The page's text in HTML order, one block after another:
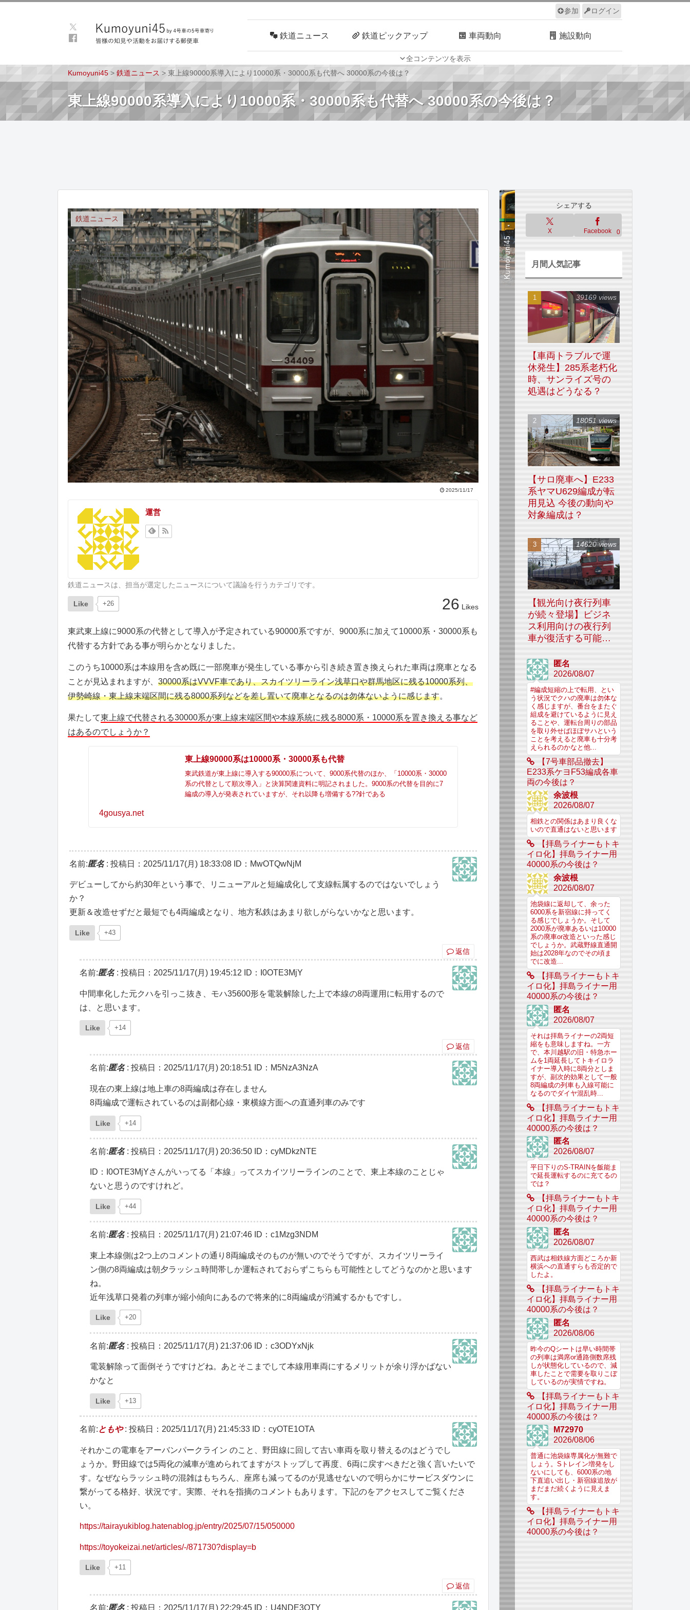
ログイン
参加
全コンテンツを表示
鉄道ニュース 鉄道ピックアップ 車両動向 施設動向
車両技術 路線探訪 ルール サイトについて
Kumoyuni45 > 鉄道ニュース > 東上線90000系導入により10000系・30000系も代替へ 30000系の今後は？
東上線90000系導入により10000系・30000系も代替へ 30000系の今後は？
鉄道ニュース
2025/11/17
運営
鉄道ニュースは、担当が選定したニュースについて議論を行うカテゴリです。
Like +26 26 Likes
東武東上線に9000系の代替として導入が予定されている90000系ですが、9000系に加えて10000系・30000系も
代替する方針である事が明らかとなりました。
このうち10000系は本線用を含め既に一部廃車が発生している事から引き続き置き換えられた車両は廃車となる
ことが見込まれますが、 30000系はVVVF車であり、スカイツリーライン浅草口や群馬地区に残る10000系列、
伊勢崎線・東上線末端区間に残る8000系列などを差し置いて廃車となるのは勿体ないように感じます。
果たして東上線で代替される30000系が東上線末端区間や本線系統に残る8000系・10000系を置き換える事など
はあるのでしょうか？
東上線90000系は10000系・30000系も代替
東武鉄道が東上線に導入する90000系について、9000系代替のほか、「10000系・30000
系の代替として順次導入」と決算関連資料に明記されました。9000系の代替を目的に7
編成の導入が発表されていますが、それ以降も増備する??針である
4gousya.net
名前:匿名: 投稿日：2025/11/17(月) 18:33:08 ID：MwOTQwNjM
デビューしてから約30年という事で、リニューアルと短編成化して支線転属するのではないでしょう
か？
更新＆改造せずだと最短でも4両編成となり、地方私鉄はあまり欲しがらないかなと思います。
Like +43
返信
名前:匿名: 投稿日：2025/11/17(月) 19:45:12 ID：I0OTE3MjY
中間車化した元クハを引っこ抜き、モハ35600形を電装解除した上で本線の8両運用に転用するので
は、と思います。
Like +14
返信
名前:匿名: 投稿日：2025/11/17(月) 20:18:51 ID：M5NzA3NzA
現在の東上線は地上車の8両編成は存在しません
8両編成で運転されているのは副都心線・東横線方面への直通列車のみです
Like +14
名前:匿名: 投稿日：2025/11/17(月) 20:36:50 ID：cyMDkzNTE
ID：I0OTE3MjYさんがいってる「本線」ってスカイツリーラインのことで、東上本線のことじゃ
ないと思うのですけれど。
Like +44
名前:匿名: 投稿日：2025/11/17(月) 21:07:46 ID：c1Mzg3NDM
東上本線側は2つ上のコメントの通り8両編成そのものが無いのでそうですが、スカイツリーライ
ン側の8両編成は朝夕ラッシュ時間帯しか運転されておらずこちらも可能性としてどうなのかと思います
ね。
近年浅草口発着の列車が縮小傾向にあるので将来的に8両編成が消滅するかもですし。
Like +20
名前:匿名: 投稿日：2025/11/17(月) 21:37:06 ID：c3ODYxNjk
電装解除って面倒そうですけどね。あとそこまでして本線用車両にするメリットが余り浮かばない
かなと
Like +13
名前: ともや: 投稿日：2025/11/17(月) 21:45:33 ID：cyOTE1OTA
それかこの電車をアーバンパークライン のこと、野田線に回して古い車両を取り替えるのはどうでし
ょうか。野田線では5両化の減車が進められてますがストップして再度、6両に戻すべきだと強く言いたいで
す。なぜならラッシュ時の混雑はもちろん、座席も減ってるのが見逃せないので明らかにサービスダウンに
繋がってる格好、状況です。実際、それを指摘のコメントもあります。下記のをアクセスしてご覧くださ
い。
https://tairayukiblog.hatenablog.jp/entry/2025/07/15/050000
https://toyokeizai.net/articles/-/871730?display=b
Like +11
返信
名前:匿名: 投稿日：2025/11/17(月) 22:29:45 ID：U4NDE3OTY
シェアする
X Facebook 0
月間人気記事
【車両トラブルで運
休発生】285系老朽化
時、サンライズ号の
処遇はどうなる？
39169 views
【サロ廃車へ】E233
系ヤマU629編成が転
用見込 今後の動向や
対象編成は？
18051 views
【観光向け夜行列車
が続々登場】ビジネ
ス利用向けの夜行列
車が復活する可能性
14620 views
匿名
2026/08/07
#編成短縮の上で転用、とい
う状況でクハの廃車は勿体な
く感じますが、番台をまたぐ
組成を避けているように見え
ることや、運転台周りの部品
を取り外せばほぼサハという
ことを考えると廃車も十分考
えられるのかなと他...
【7号車部品撤去】
E233系ケヨF53編成各車
両の今後は？
余波根
2026/08/07
相鉄との関係はあまり良くな
いので直通はないと思います
【拝島ライナーもトキ
イロ化】拝島ライナー用
40000系の今後は？
余波根
2026/08/07
池袋線に返却して、余った
6000系を新宿線に持ってく
る感じでしょうか。そして
2000系が廃車あるいは10000
系の廃車or改造といった感じ
でしょうか。武蔵野線直通開
始は2028年なのでその頃ま
でに改造...
【拝島ライナーもトキ
イロ化】拝島ライナー用
40000系の今後は？
匿名
2026/08/07
それは拝島ライナーの2両短
縮をも意味しますね。一方
で、本川越駅の旧・特急ホー
ムを1両延長してトキイロラ
イナー導入時に8両分としま
すが、副次的効果として一般
8両編成の列車も入線可能に
なるのでダイヤ混乱時...
【拝島ライナーもトキ
イロ化】拝島ライナー用
40000系の今後は？
匿名
2026/08/07
平日下りのS-TRAINを飯能ま
で延長運転するのに充てるの
では？
【拝島ライナーもトキ
イロ化】拝島ライナー用
40000系の今後は？
匿名
2026/08/07
西武は相鉄線方面どころか新
横浜への直通すらも否定的で
したよ。
【拝島ライナーもトキ
イロ化】拝島ライナー用
40000系の今後は？
匿名
2026/08/06
昨今のQシートは早い時間帯
の列車は満席or通路側数席残
しが状態化しているので、減
車したことで需要を取りこぼ
しているのが実情ですね。
【拝島ライナーもトキ
イロ化】拝島ライナー用
40000系の今後は？
M72970
2026/08/06
普通に池袋線専属化が無難で
しょう。Sトレイン増発をし
ないにしても、6000系の地
下直追い出し・新宿線追放が
まだまだ続くように見えま
す。
【拝島ライナーもトキ
イロ化】拝島ライナー用
40000系の今後は？